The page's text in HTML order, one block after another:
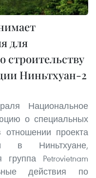
для
строительству
Ниньтхуан-2
Национальное
о специальных
проекта
в Ниньтхуане,
Petrovietnam
действия по